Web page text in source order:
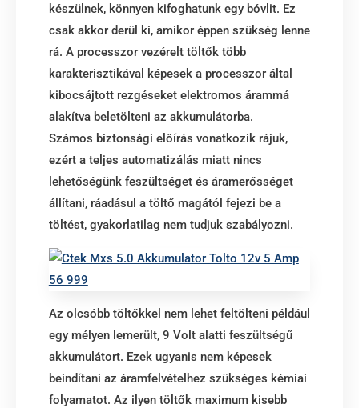
készülnek, könnyen kifoghatunk egy bóvlit. Ez
csak akkor derül ki, amikor éppen szükség lenne
rá. A processzor vezérelt töltők több
karakterisztikával képesek a processzor által
kibocsájtott rezgéseket elektromos árammá
alakítva beletölteni az akkumulátorba.
Számos biztonsági előírás vonatkozik rájuk,
ezért a teljes automatizálás miatt nincs
lehetőségünk feszültséget és áramerősséget
állítani, ráadásul a töltő magától fejezi be a
töltést, gyakorlatilag nem tudjuk szabályozni.
Az olcsóbb töltőkkel nem lehet feltölteni például
egy mélyen lemerült, 9 Volt alatti feszültségű
akkumulátort. Ezek ugyanis nem képesek
beindítani az áramfelvételhez szükséges kémiai
folyamatot. Az ilyen töltők maximum kisebb